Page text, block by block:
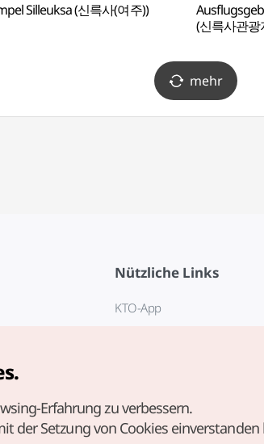
Silleuksa (신륵사(여주))
(신륵사관광
mehr
Nützliche Links
KTO-App
Erfahrung zu verbessern.
der Setzung von Cookies einverstanden